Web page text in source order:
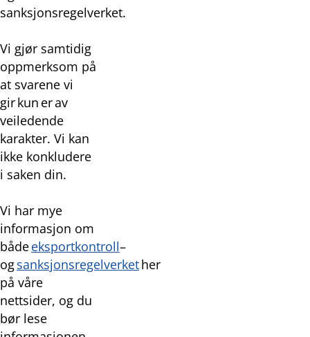
sanksjonsregelverket.
Vi gjør samtidig
oppmerksom på
at svarene vi
gir kun er av
veiledende
karakter. Vi kan
ikke konkludere
i saken din.
Vi har mye
informasjon om
bådeeksportkontroll–
ogsanksjonsregelverkether
på våre
nettsider, og du
bør lese